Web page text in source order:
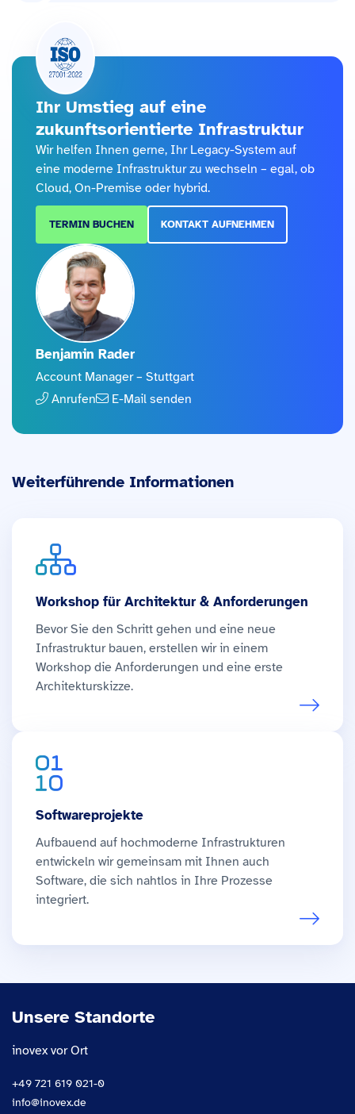
Ihr Umstieg auf eine
zukunftsorientierte Infrastruktur
Wir helfen Ihnen gerne, Ihr Legacy-System auf
eine moderne Infrastruktur zu wechseln – egal, ob
Cloud, On-Premise oder hybrid.
TERMIN BUCHEN KONTAKT AUFNEHMEN
Benjamin Rader
Account Manager – Stuttgart
Anrufen
E-Mail senden
Weiterführende Informationen
Workshop für Architektur & Anforderungen
Bevor Sie den Schritt gehen und eine neue
Infrastruktur bauen, erstellen wir in einem
Workshop die Anforderungen und eine erste
Architekturskizze.
Softwareprojekte
Aufbauend auf hochmoderne Infrastrukturen
entwickeln wir gemeinsam mit Ihnen auch
Software, die sich nahtlos in Ihre Prozesse
integriert.
Unsere Standorte
inovex vor Ort
+49 721 619 021-0
info@inovex.de